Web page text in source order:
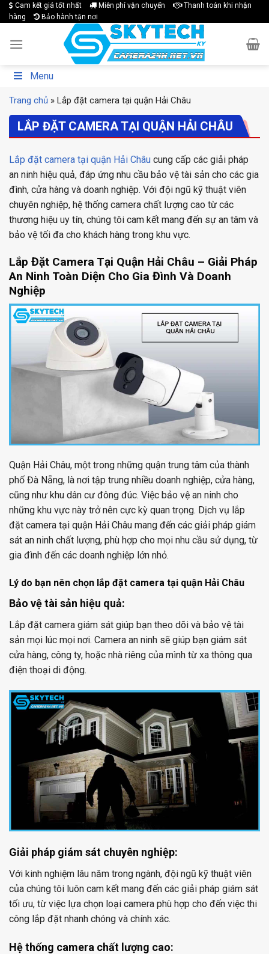
Skip
to
Cam kết giá tốt nhất Miễn phí vận chuyển
Thanh toán khi nhận
hàng
Bảo hành tận nơi
Menu
Trang chủ » Lắp đặt camera tại quận Hải Châu
LẮP ĐẶT CAMERA TẠI QUẬN HẢI CHÂU
Lắp đặt camera tại quận Hải Châu cung cấp các giải pháp
an ninh hiệu quả, đáp ứng nhu cầu bảo vệ tài sản cho các gia
đình, cửa hàng và doanh nghiệp. Với đội ngũ kỹ thuật viên
chuyên nghiệp, hệ thống camera chất lượng cao từ các
thương hiệu uy tín, chúng tôi cam kết mang đến sự an tâm và
bảo vệ tối đa cho khách hàng trong khu vực.
Lắp Đặt Camera Tại Quận Hải Châu – Giải Pháp
An Ninh Toàn Diện Cho Gia Đình Và Doanh
Nghiệp
Quận Hải Châu, một trong những quận trung tâm của thành
phố Đà Nẵng, là nơi tập trung nhiều doanh nghiệp, cửa hàng,
cũng như khu dân cư đông đúc. Việc bảo vệ an ninh cho
những khu vực này trở nên cực kỳ quan trọng. Dịch vụ lắp
đặt camera tại quận Hải Châu mang đến các giải pháp giám
sát an ninh chất lượng, phù hợp cho mọi nhu cầu sử dụng, từ
gia đình đến các doanh nghiệp lớn nhỏ.
Lý do bạn nên chọn lắp đặt camera tại quận Hải Châu
Bảo vệ tài sản hiệu quả:
Lắp đặt camera giám sát giúp bạn theo dõi và bảo vệ tài
sản mọi lúc mọi nơi. Camera an ninh sẽ giúp bạn giám sát
cửa hàng, công ty, hoặc nhà riêng của mình từ xa thông qua
điện thoại di động.
Giải pháp giám sát chuyên nghiệp:
Với kinh nghiệm lâu năm trong ngành, đội ngũ kỹ thuật viên
của chúng tôi luôn cam kết mang đến các giải pháp giám sát
tối ưu, từ việc lựa chọn loại camera phù hợp cho đến việc thi
công lắp đặt nhanh chóng và chính xác.
Hệ thống camera chất lượng cao: